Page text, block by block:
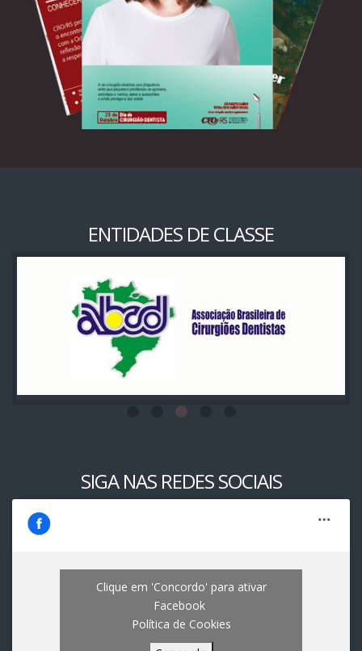
ENTIDADES DE CLASSE
SIGA NAS REDES SOCIAIS
Clique em 'Concordo' para ativar
Facebook
Política de Cookies